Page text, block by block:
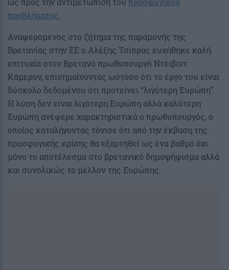
προβλήματος.
Αναφερομενος στο ζήτημα της παραμονής της
Βρετανίας στην ΕΕ ο Αλέξης Τσίπρας ευχήθηκε καλή
επιτυχία στον Βρετανό πρωθυπουργό Ντέιβιντ
Κάμερον, επισημαίνοντας ωστόσο ότι το έργο του είναι
δύσκολο δεδομένου ότι προτείνει “λιγότερη Ευρώπη”.
Η λύση δεν είναι λιγότερη Ευρώπη αλλά καλύτερη
Ευρώπη ανέφερε χαρακτηριστικά ο πρωθυπουργός, ο
οποίος καταλήγοντας τόνισε ότι από την έκβαση της
προσφυγικής κρίσης θα εξαρτηθεί ως ένα βαθμό όχι
μόνο το αποτέλεσμα στο βρετανικό δημοψήφισμα αλλά
και συνολικώς το μέλλον της Ευρώπης.